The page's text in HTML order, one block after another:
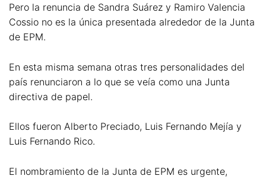
Pero la renuncia de Sandra Suárez y Ramiro Valencia
Cossio no es la única presentada alrededor de la Junta
de EPM.
En esta misma semana otras tres personalidades del
país renunciaron a lo que se veía como una Junta
directiva de papel.
Ellos fueron Alberto Preciado, Luis Fernando Mejía y
Luis Fernando Rico.
El nombramiento de la Junta de EPM es urgente,